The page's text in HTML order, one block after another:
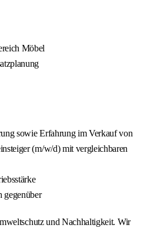
Möbel
sowie Erfahrung im Verkauf von
(m/w/d) mit vergleichbaren
gegenüber
und Nachhaltigkeit. Wir